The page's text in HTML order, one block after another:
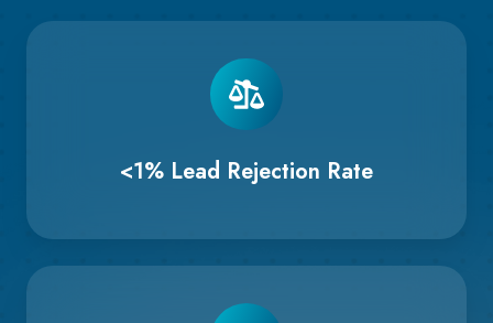
<1% Lead Rejection Rate